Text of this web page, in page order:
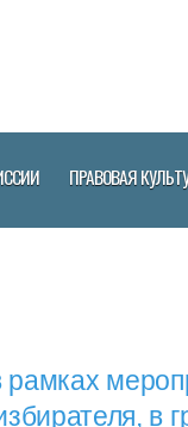
ПРАВОВАЯ
в